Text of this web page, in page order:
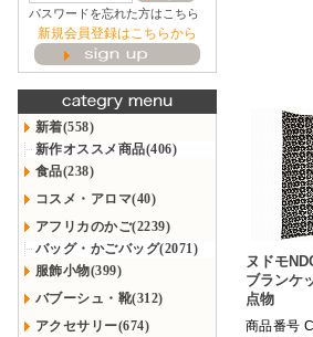
パスワードを忘れた方はこちら
新規会員登録はこちらから
新着(558)
新作オススメ商品(406)
食品(238)
コスメ・アロマ(40)
アフリカのかご(2239)
バッグ・かごバッグ(2071)
服飾小物(399)
バブーシュ・靴(312)
アクセサリー(674)
ヌドモ
ブランケ
点物
商品番号